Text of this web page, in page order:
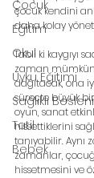
Çocuk
Eğitim
Okul
Uyku Eğitimi
Sağlıklı
Tatil
Bebek
çocuk kendini
daha kolay
Tabii ki kaygıyı
zaman
dağıtacak, ona
süreçte büyük
oyun, sanat
hissettiklerini
tanıyabilir.
zamanlar,
hissetmesini ve